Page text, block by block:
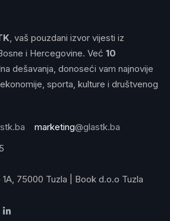
, vaš pouzdani izvor vijesti iz
i Hercegovine. Već 10
dešavanja, donoseći vam najnovije
sporta, kulture i društvenog
marketing@glastk.ba
75000 Tuzla | Book d.o.o Tuzla